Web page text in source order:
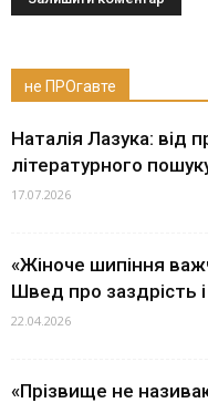
не ПРОгавте
Наталія Лазука: від
літературного
17.07.2026
«Жіноче шипіння
Швед про заздрість
22.04.2026
«Прізвище не